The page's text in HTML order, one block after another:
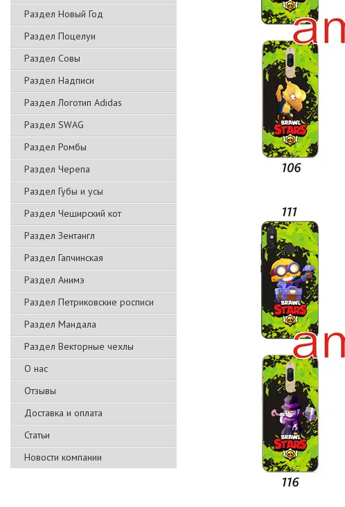
Раздел Новый Год
Раздел Поцелуи
Раздел Совы
Раздел Надписи
Раздел Логотип Adidas
Раздел SWAG
Раздел Ромбы
Раздел Черепа
Раздел Губы и усы
Раздел Чеширский кот
Раздел Зентангл
Раздел Гапчинская
Раздел Анимэ
Раздел Петриковские росписи
Раздел Мандала
Раздел Векторные чехлы
О нас
Отзывы
Доставка и оплата
Статьи
Новости компании